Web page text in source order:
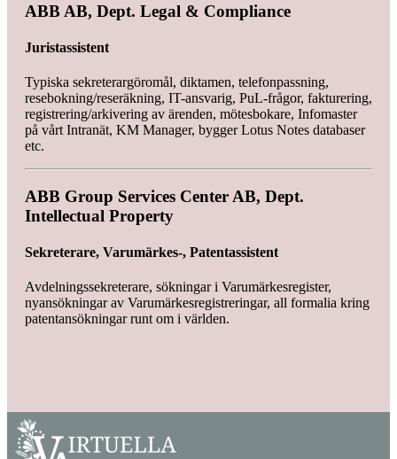
ABB AB, Dept. Legal & Compliance
Juristassistent
Typiska sekreterargöromål, diktamen, telefonpassning,
resebokning/reseräkning, IT-ansvarig, PuL-frågor, fakturering,
registrering/arkivering av ärenden, mötesbokare, Infomaster
på vårt Intranät, KM Manager, bygger Lotus Notes databaser
etc.
ABB Group Services Center AB, Dept.
Intellectual Property
Sekreterare, Varumärkes-, Patentassistent
Avdelningssekreterare, sökningar i Varumärkesregister,
nyansökningar av Varumärkesregistreringar, all formalia kring
patentansökningar runt om i världen.